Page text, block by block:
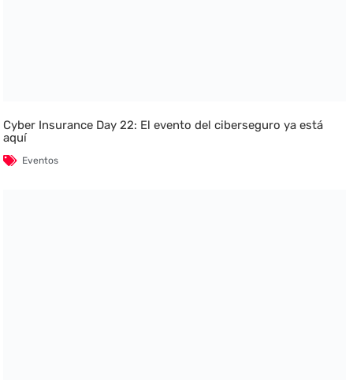
Cyber Insurance Day 22: El evento del ciberseguro ya está
aquí
Eventos